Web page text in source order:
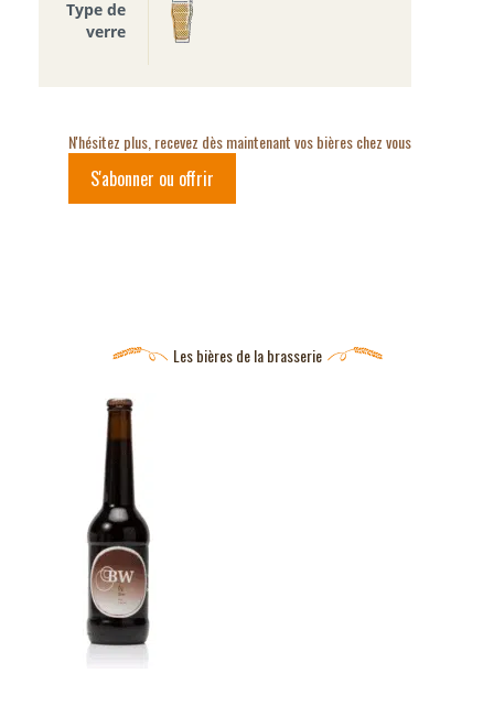
Type de
verre
N'hésitez plus, recevez dès maintenant vos bières chez vous
S'abonner ou offrir
Les bières de la brasserie